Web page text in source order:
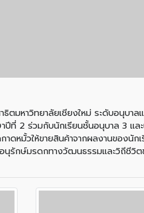
ตมหาวิทยาลัยเชียงใหม่ ระดับอนุบ
ที่ 2 ร่วมกับนักเรียนชั้นอนุบาล 3 แ
หมั้วให้ขายสินค้าจากผลงานของนัก
รักษ์มรดกทางวัฒนธรรมและวิถีชีวิต